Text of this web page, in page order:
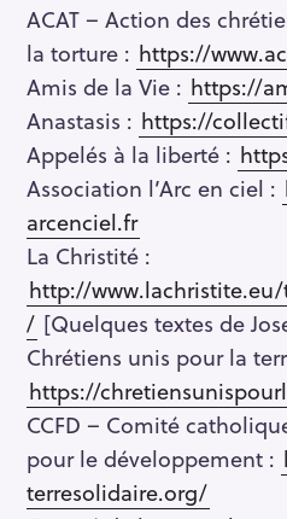
ACAT – Action des
la torture : https://
Amis de la Vie : https://
Anastasis : https://
Appelés à la liberté :
Association l’Arc en ciel :
arcenciel.fr
La Christité :
http://
/ [Quelques textes de
Chrétiens unis pour la
https://
CCFD – Comité
pour le développement :
terresolidaire.org/